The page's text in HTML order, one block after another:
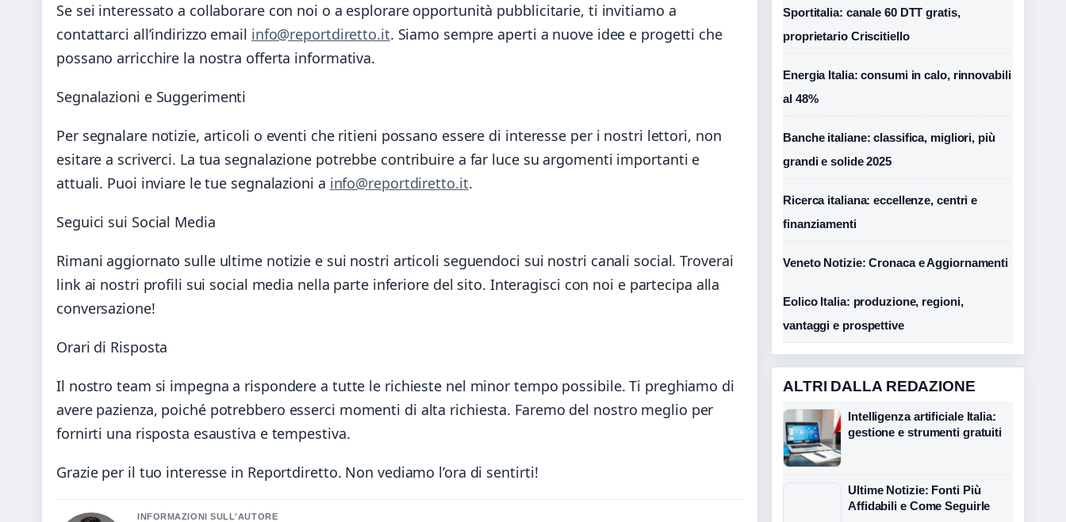
Se sei interessato a collaborare con noi o a esplorare opportunità pubblicitarie, ti invitiamo a
contattarci all’indirizzo email info@reportdiretto.it. Siamo sempre aperti a nuove idee e progetti che
possano arricchire la nostra offerta informativa.
Segnalazioni e Suggerimenti
Per segnalare notizie, articoli o eventi che ritieni possano essere di interesse per i nostri lettori, non
esitare a scriverci. La tua segnalazione potrebbe contribuire a far luce su argomenti importanti e
attuali. Puoi inviare le tue segnalazioni a info@reportdiretto.it.
Seguici sui Social Media
Rimani aggiornato sulle ultime notizie e sui nostri articoli seguendoci sui nostri canali social. Troverai
link ai nostri profili sui social media nella parte inferiore del sito. Interagisci con noi e partecipa alla
conversazione!
Orari di Risposta
Il nostro team si impegna a rispondere a tutte le richieste nel minor tempo possibile. Ti preghiamo di
avere pazienza, poiché potrebbero esserci momenti di alta richiesta. Faremo del nostro meglio per
fornirti una risposta esaustiva e tempestiva.
Grazie per il tuo interesse in Reportdiretto. Non vediamo l’ora di sentirti!
INFORMAZIONI SULL'AUTORE
Sportitalia: canale 60 DTT gratis,
proprietario Criscitiello
Energia Italia: consumi in calo, rinnovabili
al 48%
Banche italiane: classifica, migliori, più
grandi e solide 2025
Ricerca italiana: eccellenze, centri e
finanziamenti
Veneto Notizie: Cronaca e Aggiornamenti
Eolico Italia: produzione, regioni,
vantaggi e prospettive
ALTRI DALLA REDAZIONE
Intelligenza artificiale Italia:
gestione e strumenti gratuiti
Ultime Notizie: Fonti Più
Affidabili e Come Seguirle